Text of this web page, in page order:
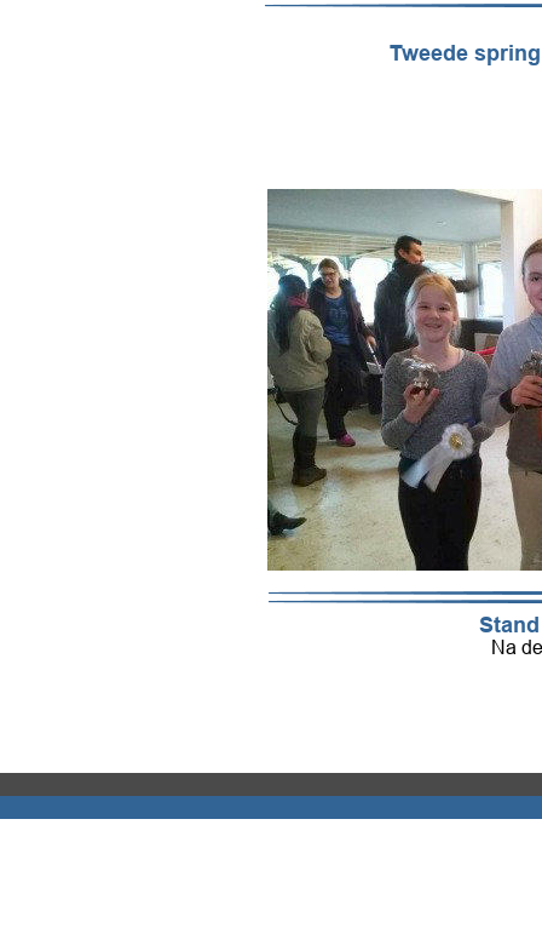
Tweede
Na